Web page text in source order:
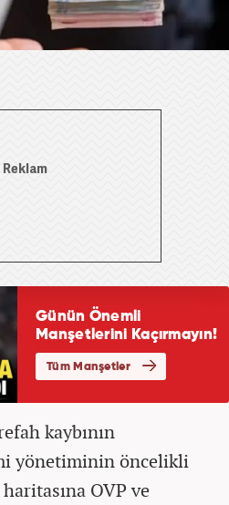
kaybının
yönetiminin öncelikli
OVP ve